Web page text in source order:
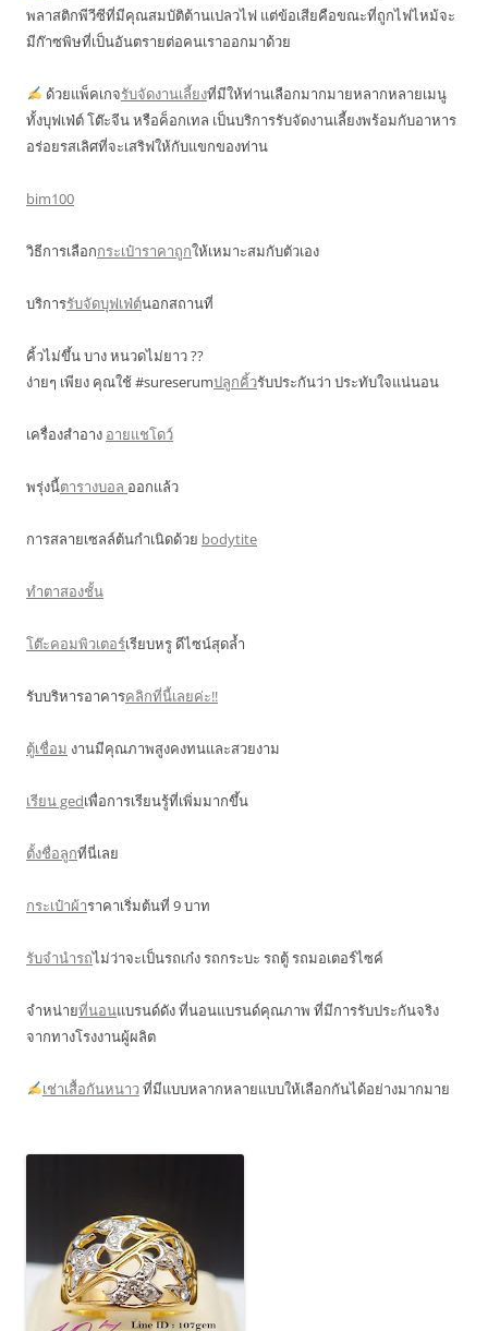
พลาสติกพีวีซีที่มีคุณสมบัติต้านเปลวไฟ แต่ข้อเสียคือขณะที่ถูกไฟไหม้จะ
มีก๊าซพิษที่เป็นอันตรายต่อคนเราออกมาด้วย
ด้วยแพ็คเกจรับจัดงานเลี้ยงที่มีให้ท่านเลือกมากมายหลากหลายเมนู
ทั้งบุฟเฟ่ต์ โต๊ะจีน หรือค็อกเทล เป็นบริการรับจัดงานเลี้ยงพร้อมกับอาหาร
อร่อยรสเลิศที่จะเสริฟให้กับแขกของท่าน
bim100
วิธีการเลือกกระเป๋าราคาถูกให้เหมาะสมกับตัวเอง
บริการรับจัดบุฟเฟ่ต์นอกสถานที่
คิ้วไม่ขึ้น บาง หนวดไม่ยาว ??
ง่ายๆ เพียง คุณใช้ #sureserumปลูกคิ้วรับประกันว่า ประทับใจแน่นอน
เครื่องสำอาง อายแชโดว์
พรุ่งนี้ตารางบอล ออกแล้ว
การสลายเซลล์ต้นกำเนิดด้วย bodytite
ทำตาสองชั้น
โต๊ะคอมพิวเตอร์เรียบหรู ดีไซน์สุดล้ำ
รับบริหารอาคารคลิกที่นี้เลยค่ะ!!
ตู้เชื่อม งานมีคุณภาพสูงคงทนและสวยงาม
เรียน gedเพื่อการเรียนรู้ที่เพิ่มมากขึ้น
ตั้งชื่อลูกที่นี่เลย
กระเป๋าผ้าราคาเริ่มต้นที่ 9 บาท
รับจำนำรถไม่ว่าจะเป็นรถเก๋ง รถกระบะ รถตู้ รถมอเตอร์ไซค์
จำหน่ายที่นอนแบรนด์ดัง ที่นอนแบรนด์คุณภาพ ที่มีการรับประกันจริง
จากทางโรงงานผู้ผลิต
เช่าเสื้อกันหนาวที่มีแบบหลากหลายแบบให้เลือกกันได้อย่างมากมาย